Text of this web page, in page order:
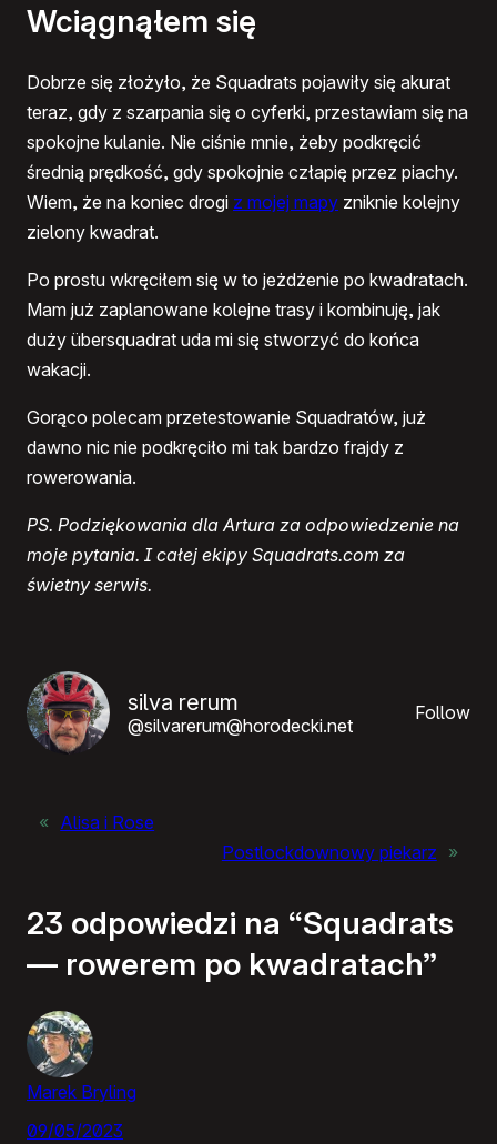
Wciągnąłem się
Dobrze się złożyło, że Squadrats pojawiły się akurat
teraz, gdy z szarpania się o cyferki, przestawiam się na
spokojne kulanie. Nie ciśnie mnie, żeby podkręcić
średnią prędkość, gdy spokojnie człapię przez piachy.
Wiem, że na koniec drogi z mojej mapy zniknie kolejny
zielony kwadrat.
Po prostu wkręciłem się w to jeżdżenie po kwadratach.
Mam już zaplanowane kolejne trasy i kombinuję, jak
duży übersquadrat uda mi się stworzyć do końca
wakacji.
Gorąco polecam przetestowanie Squadratów, już
dawno nic nie podkręciło mi tak bardzo frajdy z
rowerowania.
PS. Podziękowania dla Artura za odpowiedzenie na
moje pytania. I całej ekipy Squadrats.com za
świetny serwis.
silva rerum
@silvarerum@horodecki.net
Follow
« Alisa i Rose
Postlockdownowy piekarz »
23 odpowiedzi na “Squadrats
— rowerem po kwadratach”
Marek Bryling
09/05/2023